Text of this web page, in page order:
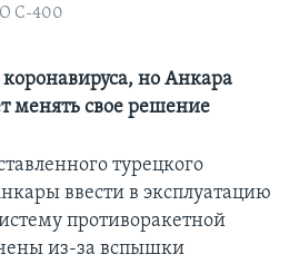
С-400
но Анкара
менять свое решение
турецкого
ввести в эксплуатацию
противоракетной
из-за вспышки